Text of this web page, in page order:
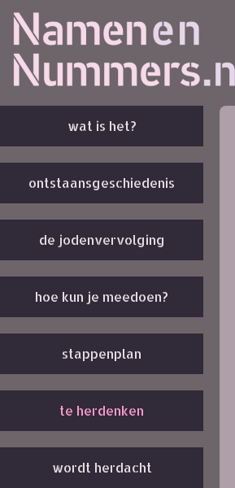
wat is het?
ontstaansgeschiedenis
de jodenvervolging
hoe kun je meedoen?
stappenplan
te herdenken
wordt herdacht